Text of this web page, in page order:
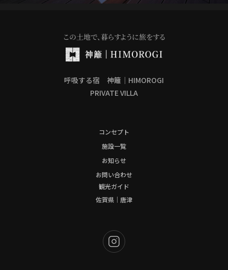
この土地で、暮らすように旅をする
呼吸する宿 神籬｜HIMOROGI
PRIVATE VILLA
コンセプト
施設一覧
お知らせ
お問い合わせ
観光ガイド
佐賀県｜唐津